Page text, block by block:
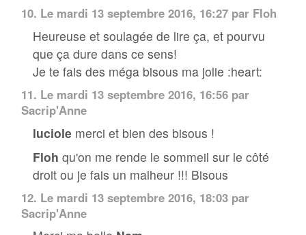
10. Le mardi 13 septembre 2016, 16:27 par Floh
Heureuse et soulagée de lire ça, et pourvu
que ça dure dans ce sens!
Je te fais des méga bisous ma jolie :heart:
11. Le mardi 13 septembre 2016, 16:56 par
Sacrip'Anne
luciole merci et bien des bisous !
Floh qu'on me rende le sommeil sur le côté
droit ou je fais un malheur !!! Bisous
12. Le mardi 13 septembre 2016, 18:03 par
Sacrip'Anne